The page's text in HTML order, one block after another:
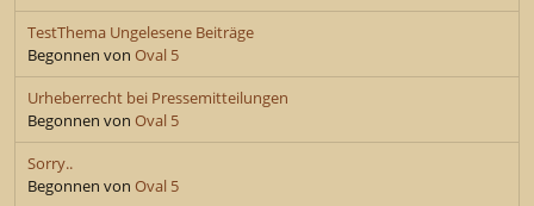
TestThema Ungelesene Beiträge
Begonnen von Oval 5
Urheberrecht bei Pressemitteilungen
Begonnen von Oval 5
Sorry..
Begonnen von Oval 5